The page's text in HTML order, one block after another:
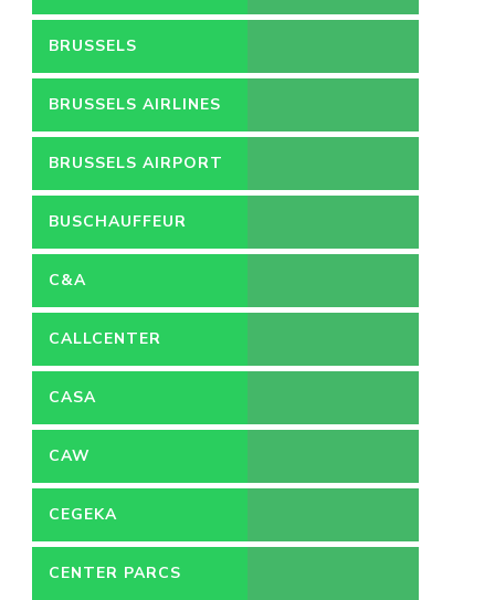
BRUSSELS
BRUSSELS AIRLINES
BRUSSELS AIRPORT
BUSCHAUFFEUR
C&A
CALLCENTER
VACATURES
CASA
CAW
CEGEKA
CENTER PARCS